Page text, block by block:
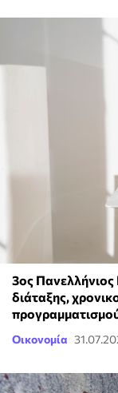
3ος
διάταξης,
Οικονομία